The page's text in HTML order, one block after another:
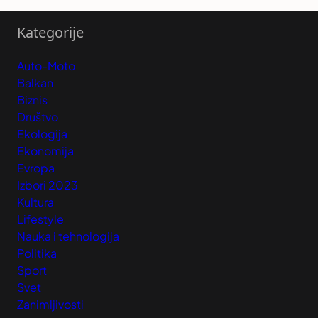
Kategorije
Auto-Moto
Balkan
Biznis
Društvo
Ekologija
Ekonomija
Evropa
Izbori 2023
Kultura
Lifestyle
Nauka i tehnologija
Politika
Sport
Svet
Zanimljivosti